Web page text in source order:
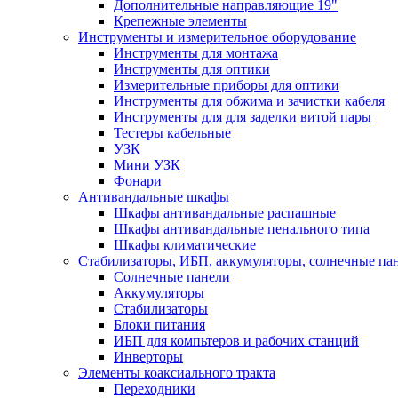
Дополнительные направляющие 19"
Крепежные элементы
Инструменты и измерительное оборудование
Инструменты для монтажа
Инструменты для оптики
Измерительные приборы для оптики
Инструменты для обжима и зачистки кабеля
Инструменты для для заделки витой пары
Тестеры кабельные
УЗК
Мини УЗК
Фонари
Антивандальные шкафы
Шкафы антивандальные распашные
Шкафы антивандальные пенального типа
Шкафы климатические
Стабилизаторы, ИБП, аккумуляторы, солнечные
Солнечные панели
Аккумуляторы
Стабилизаторы
Блоки питания
ИБП для компьтеров и рабочих станций
Инверторы
Элементы коаксиального тракта
Переходники